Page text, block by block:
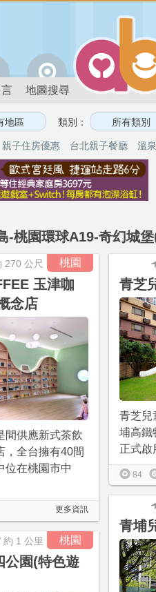
地圖搜尋
類別：
親子住房優惠 台北親子餐廳 溫
-桃園環球A19-奇幻城
桃園
270 公尺
玉津咖
念店
間供應新式茶飲
，全台擁有40間
位在桃園市中
更多資訊
青芝
青芝兒
埔高鐵
正式啟
84
青埔
桃園
約 1 公里
公園(特色遊